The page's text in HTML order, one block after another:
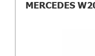
MERCEDES